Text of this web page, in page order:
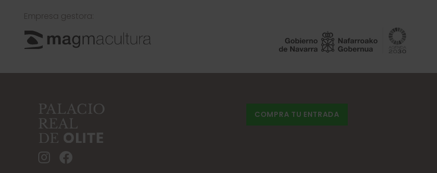
Empresa gestora:
COMPRA TU ENTRADA